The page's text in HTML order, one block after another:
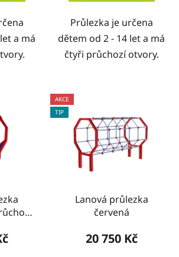
a má
Průlezka je určena
dětem od 2 - 14 let a má
čtyři průchozí otvory.
AKCE
TIP
Lanová průlezka
červená
20 750 Kč